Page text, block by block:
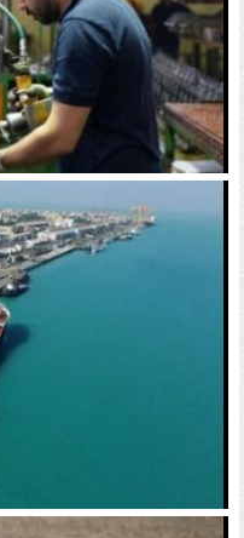
۴۰۰ مگاوات برای روشن نگه داشتن چراغ کسب‌وکار‌ها
عبور از خط محاصره